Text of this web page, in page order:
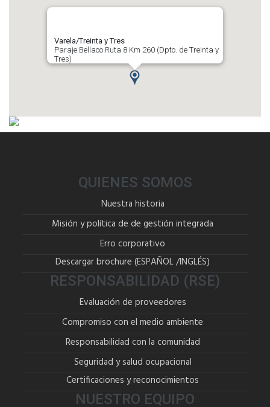
Varela/Treinta y Tres
Paraje Bellaco Ruta 8 Km 260 (Dpto. de Treinta y
Tres)
QUIENES SOMOS
Nuestra historia
Misión y política de de gestión integrada
Erro corporativo
Descargar brochure (ESPAÑOL/INGLÉS)
RESPONSABILIDAD (RSE)
Evaluación de proveedores
Compromiso con el medio ambiente
Responsabilidad con la comunidad
Seguridad y salud ocupacional
Certificaciones y reconocimientos
NUESTRO EQUIPO